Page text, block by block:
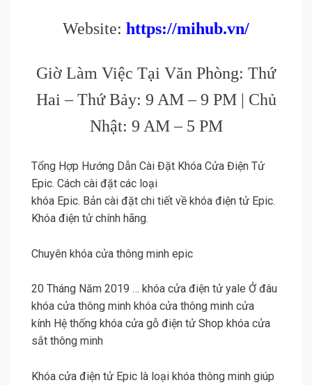
Website: https://mihub.vn/
Giờ Làm Việc Tại Văn Phòng: Thứ
Hai – Thứ Bảy: 9 AM – 9 PM | Chủ
Nhật: 9 AM – 5 PM
Tổng Hợp Hướng Dẫn Cài Đặt Khóa Cửa Điện Tử
Epic. Cách cài đặt các loại
khóa Epic. Bản cài đặt chi tiết về khóa điện tử Epic.
Khóa điện tử chính hãng.
Chuyên khóa cửa thông minh epic
20 Tháng Năm 2019 … khóa cửa điện tử yale Ở đâu
khóa cửa thông minh khóa cửa thông minh cửa
kính Hệ thống khóa cửa gỗ điện tử Shop khóa cửa
sắt thông minh
Khóa cửa điện tử Epic là loại khóa thông minh giúp